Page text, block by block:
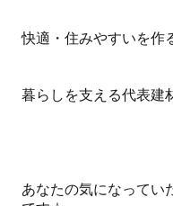
快適・住みやすいを作
暮らしを支える代表建
あなたの気になってい